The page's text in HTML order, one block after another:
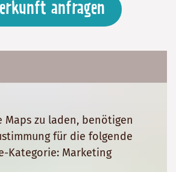
anfragen
Maps zu laden, benötigen
für die folgende
Kategorie: Marketing